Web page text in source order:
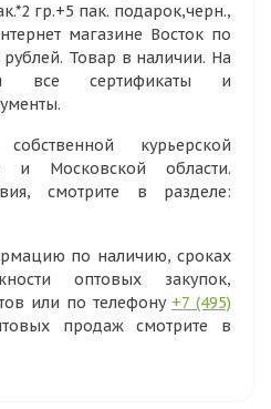
гр.+5 пак. подарок,черн.,
магазине Восток по
Товар в наличии. На
все сертификаты и
курьерской
Московской области.
смотрите в разделе:
по наличию, сроках
оптовых закупок,
или по телефону +7 (495)
продаж смотрите в